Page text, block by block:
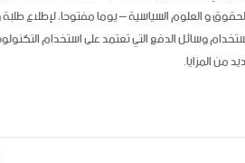
و العلوم السياسية – يوما مفتوحا، لإطلاع
وسائل الدفع التي تعتمد على استخدام
من المزايا.